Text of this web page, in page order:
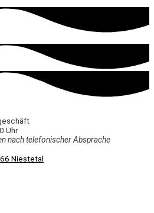
Uhr
nach telefonischer Absprache
Niestetal